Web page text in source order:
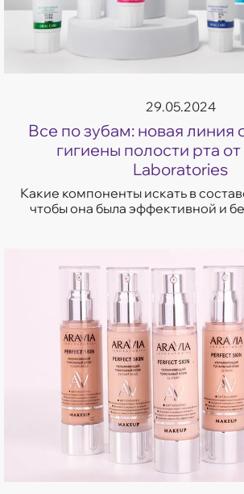
29.05.2024
Все по зубам: новая линия
гигиены полости рта
Laboratories
Какие компоненты искать в
чтобы она была эффективной и